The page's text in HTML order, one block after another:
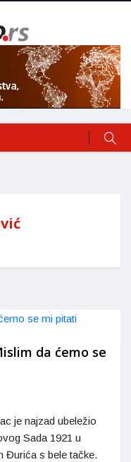
da ćemo se
je najzad ubeležio
Sada 1921 u
Đurića s bele tačke.